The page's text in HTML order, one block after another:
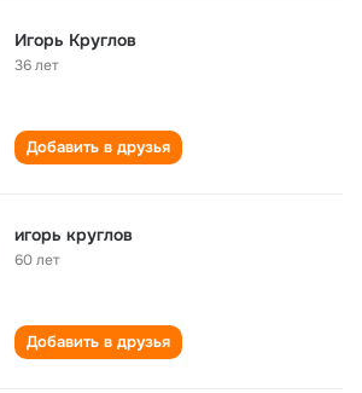
Игорь Круглов
36 лет
Добавить в друзья
игорь круглов
60 лет
Добавить в друзья